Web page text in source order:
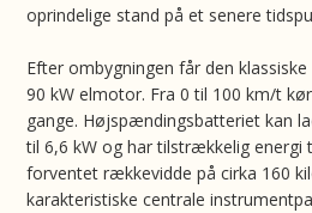
oprindelige stand på et senere
Efter ombygningen får den
90 kW elmotor. Fra 0 til 100 km/t
gange. Højspændingsbatteriet kan
til 6,6 kW og har tilstrækkelig energi
forventet rækkevidde på cirka 160
karakteristiske centrale